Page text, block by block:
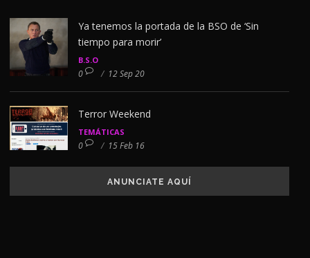
Ya tenemos la portada de la BSO de ‘Sin
tiempo para morir’
B.S.O
0 / 12 Sep 20
Terror Weekend
TEMÁTICAS
0 / 15 Feb 16
ANUNCIATE AQUÍ